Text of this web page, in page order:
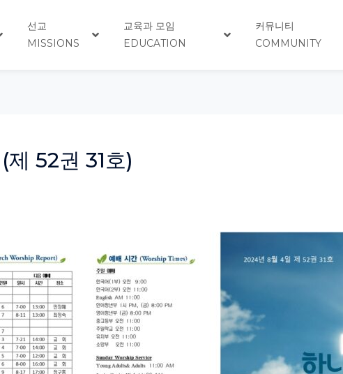
선교
MISSIONS
교육과 모임
EDUCATION
커뮤니티
COMMUNITY
52권 31호)